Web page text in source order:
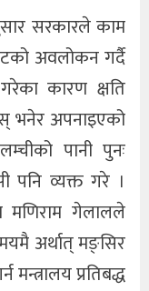
सरकारले काम
अवलोकन गर्दै
कारण क्षति
भनेर अपनाइएको
पानी पुनः
व्यक्त गरे ।
मणिराम गेलालले
अर्थात् मङ्सिर
मन्त्रालय प्रतिबद्ध